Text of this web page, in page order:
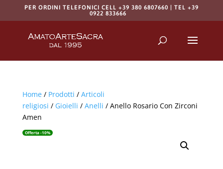
PER ORDINI TELEFONICI CELL +39 380 6807660 | TEL +39
0922 833666
Home/ Prodotti / Articoli
religiosi / Gioielli / Anelli / Anello Rosario Con Zirconi
Amen
Offerta -10%